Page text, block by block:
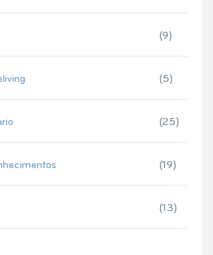
(9)
(5)
(25)
(19)
(13)